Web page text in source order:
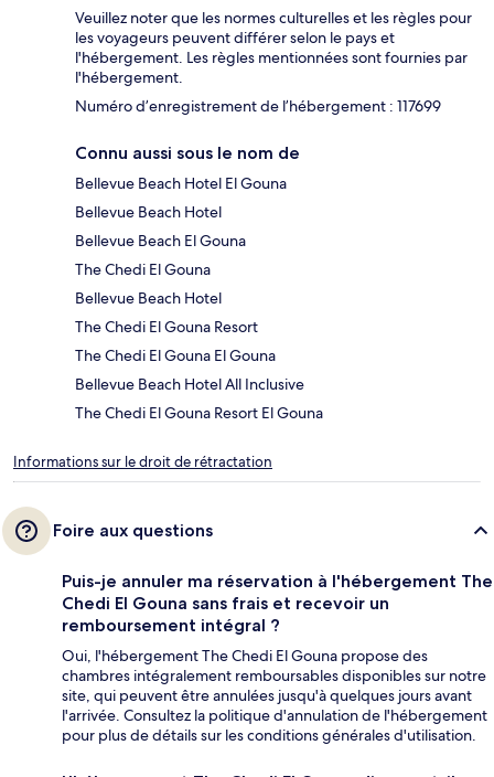
Veuillez noter que les normes culturelles et les règles pour
les voyageurs peuvent différer selon le pays et
l'hébergement. Les règles mentionnées sont fournies par
l'hébergement.
Numéro d’enregistrement de l’hébergement : 117699
Connu aussi sous le nom de
Bellevue Beach Hotel El Gouna
Bellevue Beach Hotel
Bellevue Beach El Gouna
The Chedi El Gouna
Bellevue Beach Hotel
The Chedi El Gouna Resort
The Chedi El Gouna El Gouna
Bellevue Beach Hotel All Inclusive
The Chedi El Gouna Resort El Gouna
Informations sur le droit de rétractation
Foire aux questions
Puis-je annuler ma réservation à l'hébergement The
Chedi El Gouna sans frais et recevoir un
remboursement intégral ?
Oui, l'hébergement The Chedi El Gouna propose des
chambres intégralement remboursables disponibles sur notre
site, qui peuvent être annulées jusqu'à quelques jours avant
l'arrivée. Consultez la politique d'annulation de l'hébergement
pour plus de détails sur les conditions générales d'utilisation.